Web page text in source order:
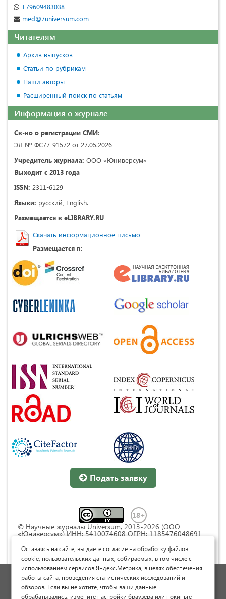
+79609483038
med@7universum.com
Читателям
Архив выпусков
Статьи по рубрикам
Наши авторы
Расширенный поиск по статьям
Информация о журнале
Св-во о регистрации СМИ:
ЭЛ № ФС77-91572 от 27.05.2026
Учредитель журнала: ООО «Юниверсум»
Выходит с 2013 года
ISSN: 2311-6129
Языки: русский, English.
Размещается в eLIBRARY.RU
Скачать информационное письмо
Размещается в:
Подать заявку
© Научные журналы Universum, 2013-2026 (ООО
«Юниверсум») ИНН: 5410074608 ОГРН: 1185476048691
Commons « Attribution» («Атрибуция») 4.0
Непортированная
Политика обработки персональных данных
Договор оферты
Оставаясь на сайте, вы даете согласие на обработку файлов
cookie, пользовательских данных, собираемых, в том числе с
использованием сервисов Яндекс.Метрика, в целях обеспечения
работы сайта, проведения статистических исследований и
обзоров. Если вы не хотите, чтобы ваши данные
обрабатывались, измените настройки браузера или покиньте